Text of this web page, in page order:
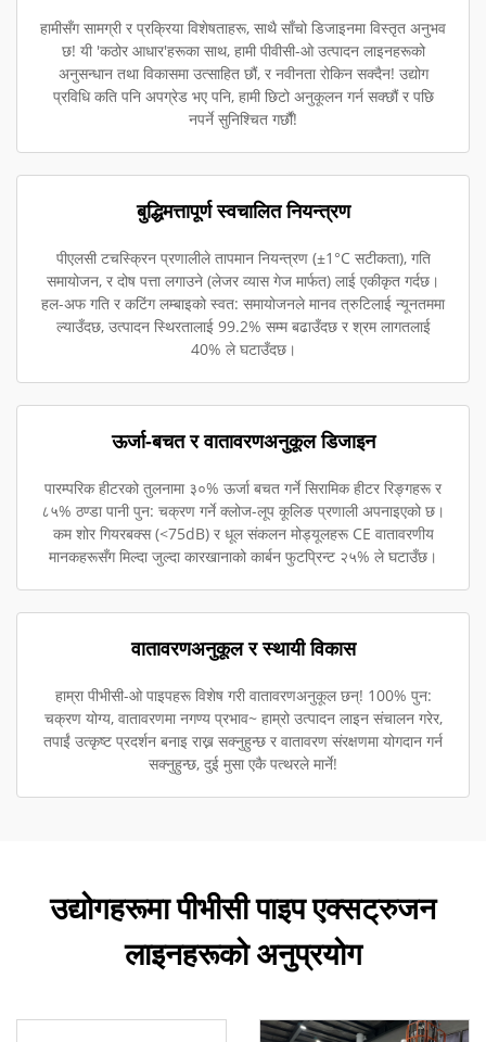
हामीसँग सामग्री र प्रक्रिया विशेषताहरू, साथै साँचो डिजाइनमा विस्तृत अनुभव
छ! यी 'कठोर आधार'हरूका साथ, हामी पीवीसी-ओ उत्पादन लाइनहरूको
अनुसन्धान तथा विकासमा उत्साहित छौं, र नवीनता रोकिन सक्दैन! उद्योग
प्रविधि कति पनि अपग्रेड भए पनि, हामी छिटो अनुकूलन गर्न सक्छौं र पछि
नपर्ने सुनिश्चित गर्छौं!
बुद्धिमत्तापूर्ण स्वचालित नियन्त्रण
पीएलसी टचस्क्रिन प्रणालीले तापमान नियन्त्रण (±1°C सटीकता), गति
समायोजन, र दोष पत्ता लगाउने (लेजर व्यास गेज मार्फत) लाई एकीकृत गर्दछ।
हल-अफ गति र कटिंग लम्बाइको स्वत: समायोजनले मानव त्रुटिलाई न्यूनतममा
ल्याउँदछ, उत्पादन स्थिरतालाई 99.2% सम्म बढाउँदछ र श्रम लागतलाई
40% ले घटाउँदछ।
ऊर्जा-बचत र वातावरणअनुकूल डिजाइन
पारम्परिक हीटरको तुलनामा ३०% ऊर्जा बचत गर्ने सिरामिक हीटर रिङ्गहरू र
८५% ठण्डा पानी पुन: चक्रण गर्ने क्लोज-लूप कूलिङ प्रणाली अपनाइएको छ।
कम शोर गियरबक्स (<75dB) र धूल संकलन मोड्यूलहरू CE वातावरणीय
मानकहरूसँग मिल्दा जुल्दा कारखानाको कार्बन फुटप्रिन्ट २५% ले घटाउँछ।
वातावरणअनुकूल र स्थायी विकास
हाम्रा पीभीसी-ओ पाइपहरू विशेष गरी वातावरणअनुकूल छन्! 100% पुन:
चक्रण योग्य, वातावरणमा नगण्य प्रभाव~ हाम्रो उत्पादन लाइन संचालन गरेर,
तपाईं उत्कृष्ट प्रदर्शन बनाइ राख्न सक्नुहुन्छ र वातावरण संरक्षणमा योगदान गर्न
सक्नुहुन्छ, दुई मुसा एकै पत्थरले मार्ने!
उद्योगहरूमा पीभीसी पाइप एक्सट्रुजन
लाइनहरूको अनुप्रयोग